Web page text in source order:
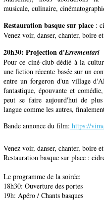
musicale, culinaire,
Restauration basque sur place :
Venez voir, danser, chanter, boire
20h30: Projection d'Errementari
Pour ce ciné-club dédié à la
une fiction récente basée sur un
entre un forgeron d'un village
fantastique, épouvante et
peut se faire aujourd'hui de
langue comme les autres,
Bande annonce du film: https://
Venez voir, danser, chanter, boire
Restauration basque sur place :
Le programme de la soirée:
18h30: Ouverture des portes
19h: Apéro / Chants basques